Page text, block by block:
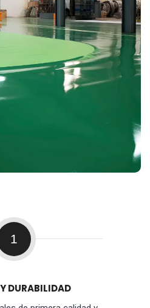
1
DURABILIDAD